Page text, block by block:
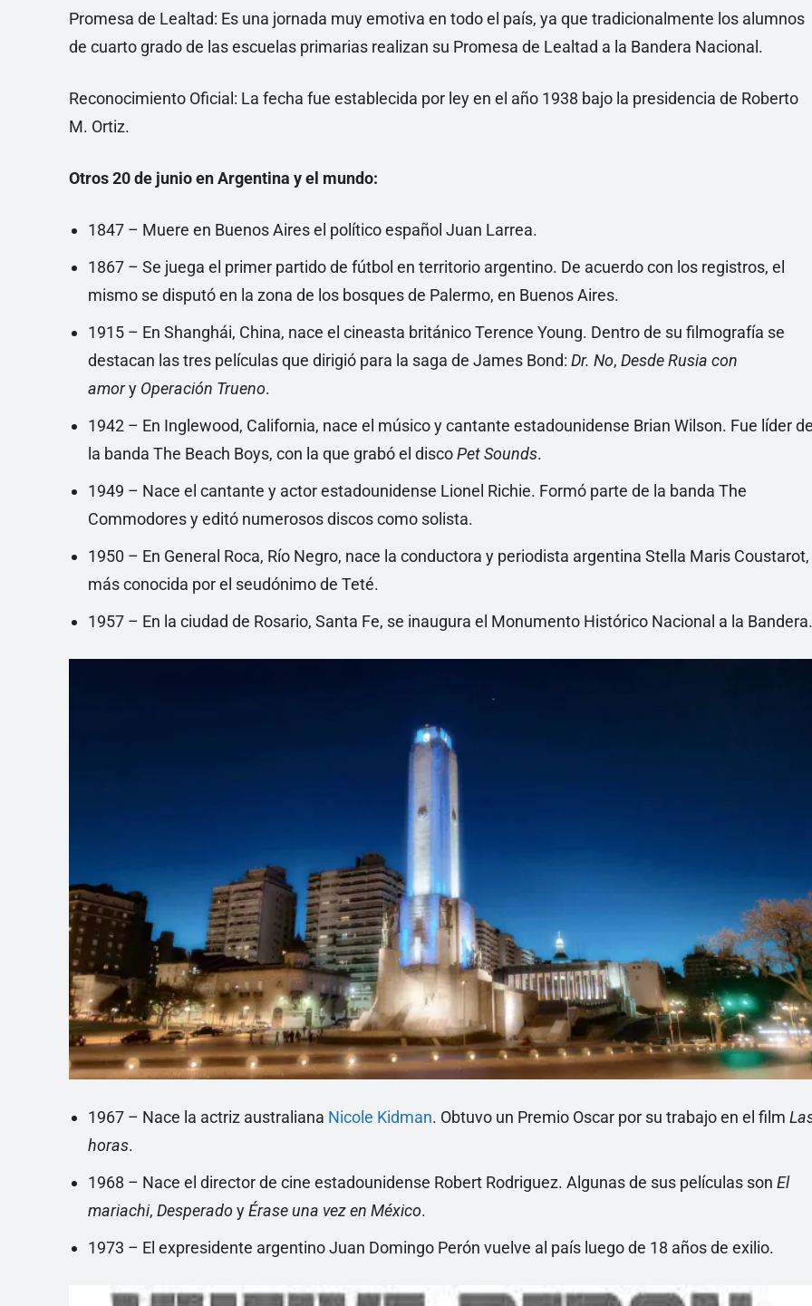
Promesa de Lealtad: Es una jornada muy emotiva en todo el país, ya que tradicionalmente los alumnos
de cuarto grado de las escuelas primarias realizan su Promesa de Lealtad a la Bandera Nacional.
Reconocimiento Oficial: La fecha fue establecida por ley en el año 1938 bajo la presidencia de Roberto
M. Ortiz.
Otros 20 de junio en Argentina y el mundo:
1847 – Muere en Buenos Aires el político español Juan Larrea.
1867 – Se juega el primer partido de fútbol en territorio argentino. De acuerdo con los registros, el
mismo se disputó en la zona de los bosques de Palermo, en Buenos Aires.
1915 – En Shanghái, China, nace el cineasta británico Terence Young. Dentro de su filmografía se
destacan las tres películas que dirigió para la saga de James Bond: Dr. No, Desde Rusia con
amory Operación Trueno.
1942 – En Inglewood, California, nace el músico y cantante estadounidense Brian Wilson. Fue líder
la banda The Beach Boys, con la que grabó el discoPet Sounds.
1949 – Nace el cantante y actor estadounidense Lionel Richie. Formó parte de la banda The
Commodores y editó numerosos discos como solista.
1950 – En General Roca, Río Negro, nace la conductora y periodista argentina Stella Maris Coustarot,
más conocida por el seudónimo de Teté.
1957 – En la ciudad de Rosario, Santa Fe, se inaugura el Monumento Histórico Nacional a la Bandera.
1967 – Nace la actriz australiana Nicole Kidman. Obtuvo un Premio Oscar por su trabajo en el film
horas.
1968 – Nace el director de cine estadounidense Robert Rodriguez. Algunas de sus películas son El
mariachi, DesperadoyÉrase una vez en México.
1973 – El expresidente argentino Juan Domingo Perón vuelve al país luego de 18 años de exilio.